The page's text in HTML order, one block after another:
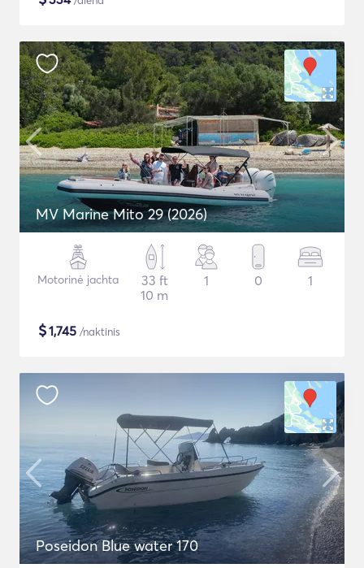
MV Marine Mito 29 (2026)
Motorinė jachta
33 ft
10 m
1 0 1
$1,745 /naktinis
Poseidon Blue water 170